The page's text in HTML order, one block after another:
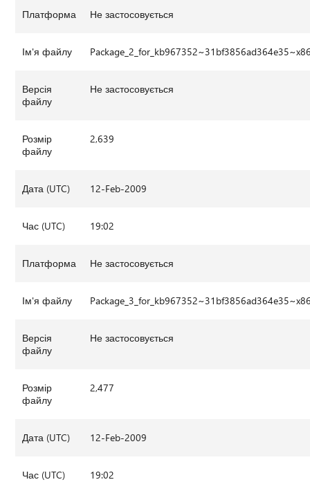
Платформа Не застосовується
Ім'я файлу
Версія
файлу
Не застосовується
Розмір
файлу
2,639
Дата (UTC) 12-Feb-2009
Час (UTC) 19:02
Платформа Не застосовується
Ім'я файлу
Версія
файлу
Не застосовується
Розмір
файлу
2,477
Дата (UTC) 12-Feb-2009
Час (UTC) 19:02